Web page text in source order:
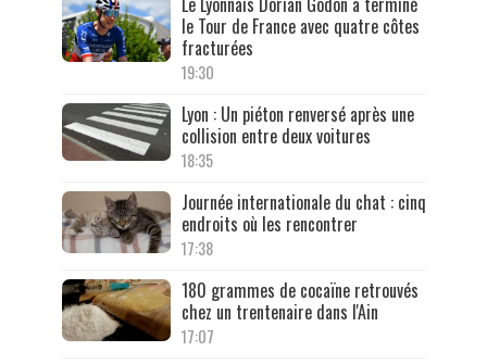
le Tour de France avec quatre côtes
fracturées
19:30
Lyon : Un piéton renversé après une
collision entre deux voitures
18:35
Journée internationale du chat : cinq
endroits où les rencontrer
17:38
180 grammes de cocaïne retrouvés
chez un trentenaire dans l'Ain
17:07